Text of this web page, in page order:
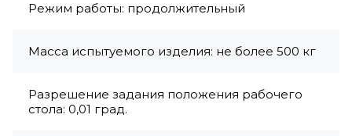
Режим работы: продолжительный
Масса испытуемого изделия: не более 500 кг
Разрешение задания положения рабочего
стола: 0,01 град.